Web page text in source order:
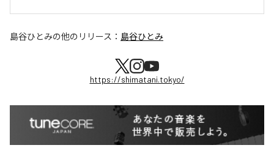
島谷ひとみの他のリリース： 島谷ひとみ
https://shimatani.tokyo/